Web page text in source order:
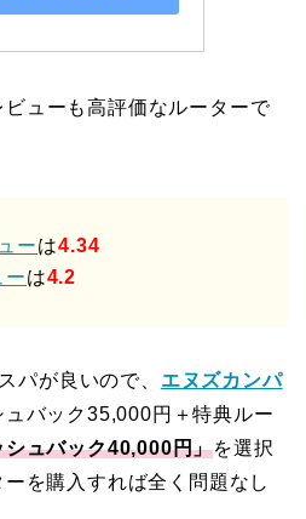
ューも高評価なルーターで
ーは4.34
ーは4.2
パが良いので、 エヌズカンパ
バック35,000円＋特典ルー
シュバック40,000円」を選択
を購入すれば全く問題なし